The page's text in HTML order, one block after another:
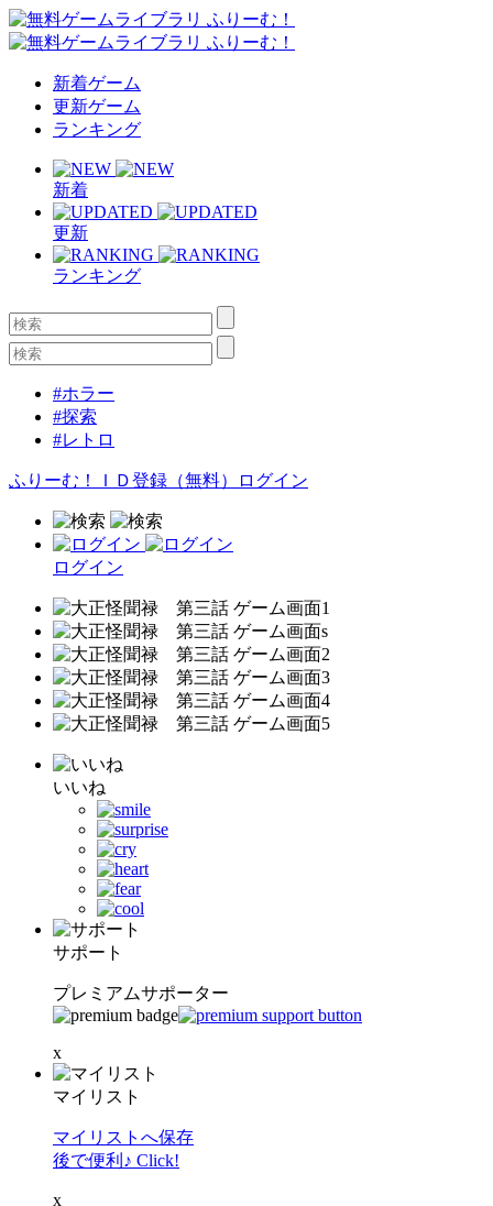
新着ゲーム
更新ゲーム
ランキング
新着
更新
ランキング
#ホラー
#探索
#レトロ
ふりーむ！ＩＤ登録（無料） ログイン
ログイン
いいね
サポート
プレミアムサポーター
x
マイリスト
マイリストへ保存
後で便利♪ Click!
x